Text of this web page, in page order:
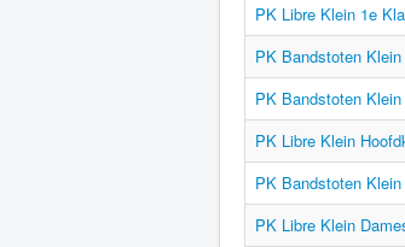
PK Libre Klein 1e
PK Bandstoten
PK Bandstoten
PK Libre Klein
PK Bandstoten
PK Libre Klein